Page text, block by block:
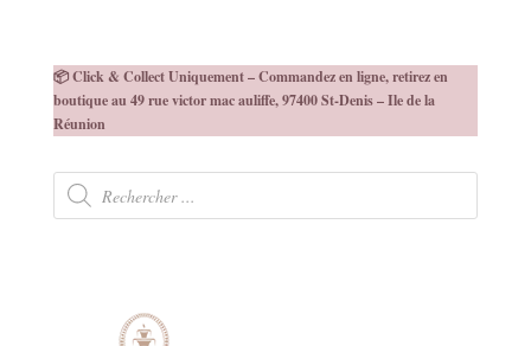
📦 Click & Collect Uniquement – Commandez en ligne, retirez en
boutique au 49 rue victor mac auliffe, 97400 St-Denis – Ile de la
Réunion
Recherche
produits